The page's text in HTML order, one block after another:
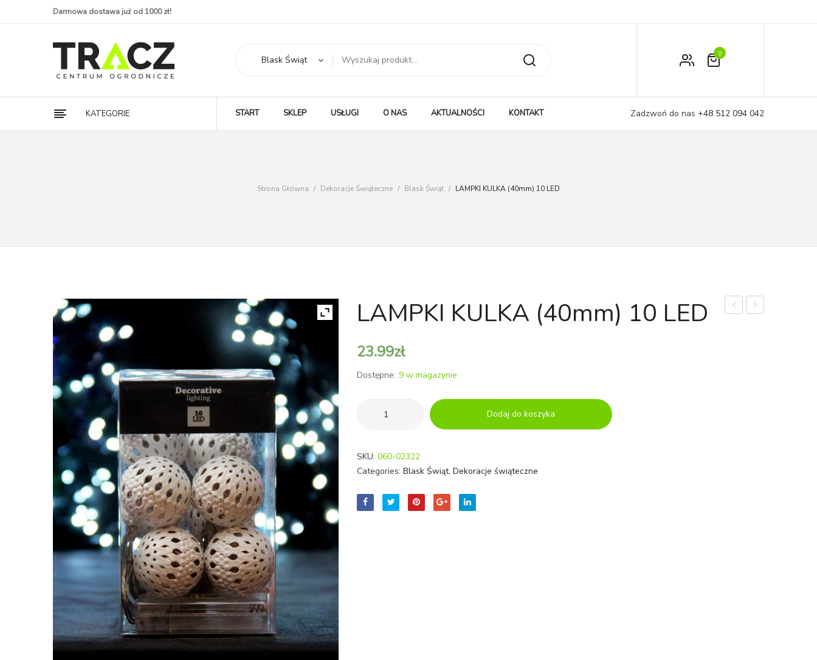
Darmowa dostawa już od 1000 zł!
Moje konto
0
Blask Świąt
KATEGORIE START SKLEP USŁUGI O NAS AKTUALNOŚCI KONTAKT Zadzwoń do nas +48 512 094 042
Strona Główna / Dekoracje Świąteczne / Blask Świąt / LAMPKI KULKA (40mm) 10 LED
LAMPKI KULKA (40mm) 10 LED
23.99zł
Dostępne: 9 w magazynie
LAMPKI
Dodaj do koszyka
SKU: 060-02322
Categories: Blask Świąt, Dekoracje świąteczne